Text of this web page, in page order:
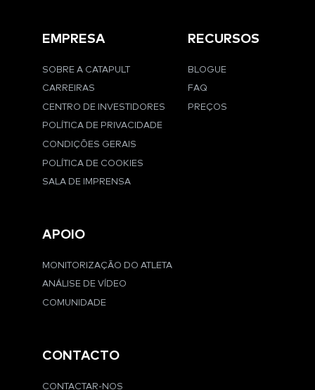
EMPRESA
SOBRE A CATAPULT
CARREIRAS
CENTRO DE INVESTIDORES
POLÍTICA DE PRIVACIDADE
CONDIÇÕES GERAIS
POLÍTICA DE COOKIES
SALA DE IMPRENSA
RECURSOS
BLOGUE
FAQ
PREÇOS
APOIO
MONITORIZAÇÃO DO ATLETA
ANÁLISE DE VÍDEO
COMUNIDADE
CONTACTO
CONTACTAR-NOS